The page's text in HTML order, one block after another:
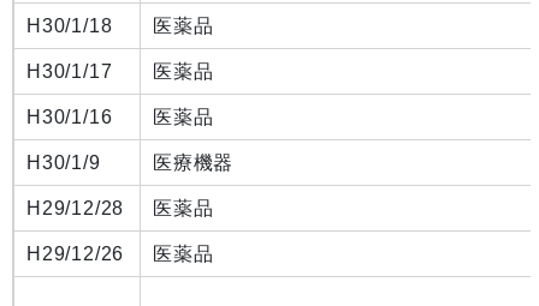
H30/1/18 医薬品
H30/1/17 医薬品
H30/1/16 医薬品
H30/1/9 医療機器
H29/12/28 医薬品
H29/12/26 医薬品